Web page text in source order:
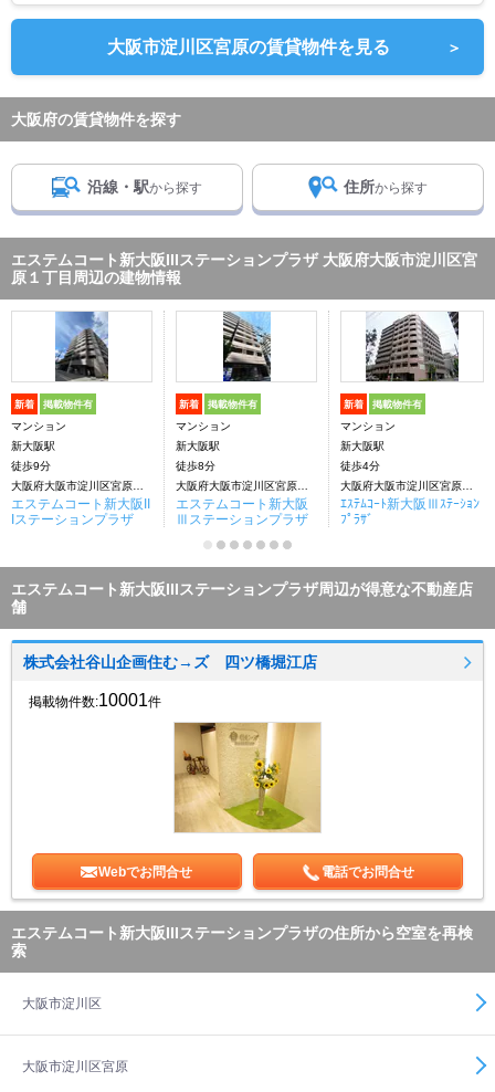
大阪市淀川区宮原の賃貸物件を見る ＞
大阪府の賃貸物件を探す
沿線・駅から探す 住所から探す
エステムコート新大阪IIIステーションプラザ 大阪府大阪市淀川区宮
原１丁目周辺の建物情報
新着 掲載物件有
マンション
新大阪駅
徒歩9分
エステムコート新大阪II
Iステーションプラザ
新着 掲載物件有
マンション
新大阪駅
徒歩8分
エステムコート新大阪
Ⅲステーションプラザ
新着 掲載物件有
マンション
新大阪駅
徒歩4分
ｴｽﾃﾑｺｰﾄ新大阪Ⅲｽﾃｰｼｮﾝ
ﾌﾟﾗｻﾞ
エステムコート新大阪IIIステーションプラザ周辺が得意な不動産店
舗
株式会社谷山企画住む→ズ 四ツ橋堀江店
掲載物件数:10001件
Webでお問合せ 電話でお問合せ
エステムコート新大阪IIIステーションプラザの住所から空室を再検
索
大阪市淀川区
大阪市淀川区宮原